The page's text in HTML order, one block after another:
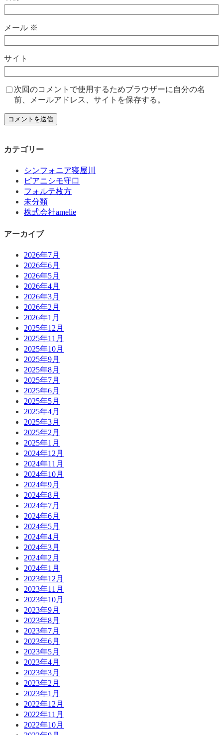
メール ※
サイト
次回のコメントで使用するためブラウザーに自分の名
前、メールアドレス、サイトを保存する。
カテゴリー
シンフォニア寝屋川
ピアニシモ守口
フォルテ枚方
未分類
株式会社amelie
アーカイブ
2026年7月
2026年6月
2026年5月
2026年4月
2026年3月
2026年2月
2026年1月
2025年12月
2025年11月
2025年10月
2025年9月
2025年8月
2025年7月
2025年6月
2025年5月
2025年4月
2025年3月
2025年2月
2025年1月
2024年12月
2024年11月
2024年10月
2024年9月
2024年8月
2024年7月
2024年6月
2024年5月
2024年4月
2024年3月
2024年2月
2024年1月
2023年12月
2023年11月
2023年10月
2023年9月
2023年8月
2023年7月
2023年6月
2023年5月
2023年4月
2023年3月
2023年2月
2023年1月
2022年12月
2022年11月
2022年10月